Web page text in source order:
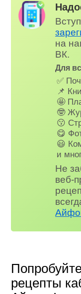
на
ВК.
Для
✅
📌
🤩
🤓
😗
😋
😃
и
Не
веб-
рецепты